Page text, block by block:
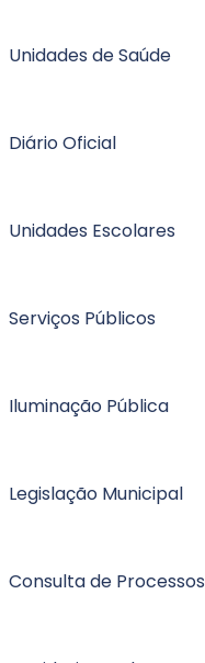
Unidades de Saúde
Diário Oficial
Unidades Escolares
Serviços Públicos
Iluminação Pública
Legislação Municipal
Consulta de Processos